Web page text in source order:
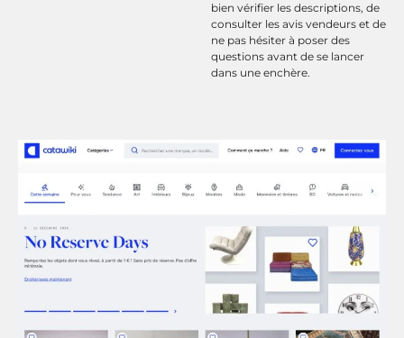
bien vérifier les descriptions, de
consulter les avis vendeurs et de
ne pas hésiter à poser des
questions avant de se lancer
dans une enchère.